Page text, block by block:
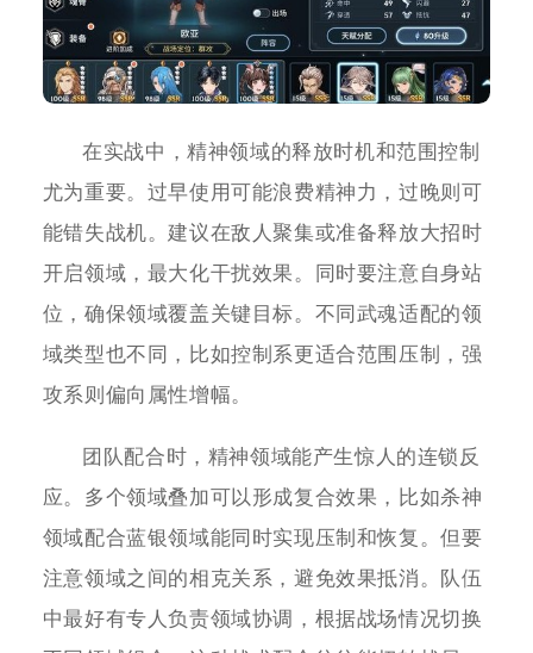
在实战中，精神领域的释放时机和范围控制
尤为重要。过早使用可能浪费精神力，过晚则可
能错失战机。建议在敌人聚集或准备释放大招时
开启领域，最大化干扰效果。同时要注意自身站
位，确保领域覆盖关键目标。不同武魂适配的领
域类型也不同，比如控制系更适合范围压制，强
攻系则偏向属性增幅。
团队配合时，精神领域能产生惊人的连锁反
应。多个领域叠加可以形成复合效果，比如杀神
领域配合蓝银领域能同时实现压制和恢复。但要
注意领域之间的相克关系，避免效果抵消。队伍
中最好有专人负责领域协调，根据战场情况切换